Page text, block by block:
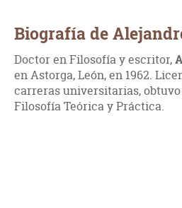
Biografía de
Doctor en Filosofía y escritor,
en Astorga, León, en 1962.
carreras universitarias,
Filosofía Teórica y Práctica.